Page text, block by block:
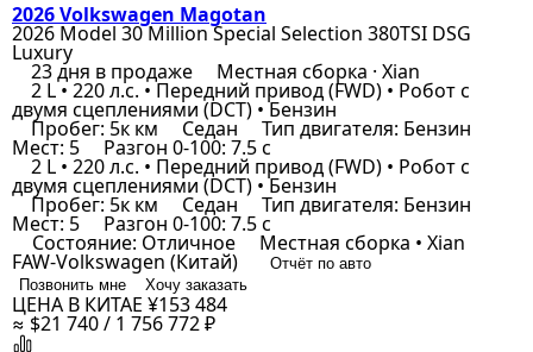
2026 Volkswagen Magotan
2026 Model 30 Million Special Selection 380TSI DSG
Luxury
23 дня в продаже Местная сборка · Xian
2 L • 220 л.с. • Передний привод (FWD) • Робот с
двумя сцеплениями (DCT) • Бензин
Пробег: 5к км Седан Тип двигателя: Бензин
Мест: 5 Разгон 0-100: 7.5 с
2 L • 220 л.с. • Передний привод (FWD) • Робот с
двумя сцеплениями (DCT) • Бензин
Пробег: 5к км Седан Тип двигателя: Бензин
Мест: 5 Разгон 0-100: 7.5 с
Состояние: Отличное Местная сборка • Xian
FAW-Volkswagen (Китай)
Отчёт по авто
Позвонить мне
Хочу заказать
ЦЕНА В КИТАЕ ¥153 484
≈ $21 740 / 1 756 772 ₽